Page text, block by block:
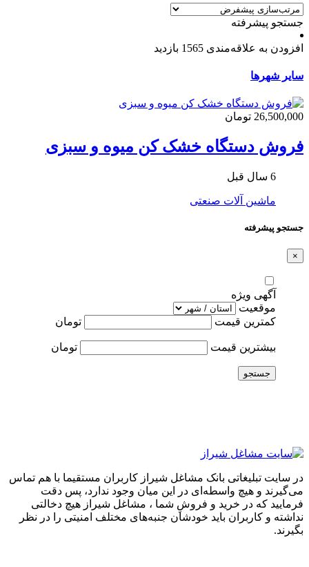
جستجو پیشرفته
افزودن به علاقه‌مندی 1565 بازدید
سایر شهرها
26,500,000 تومان
فروش دستگاه خشک کن میوه و سبزی
6 سال قبل
ماشین آلات صنعتی
جستجو پیشرفته
×
آگهی ویژه
موقعیت
کمترین قیمت
تومان
بیشترین قیمت تومان
جستجو
در سایت تبلیغاتی بانک مشاغل شیراز کاربران مستقیما با هم تماس
می‌گیرند و هیچ واسطه‌ای در این میان وجود ندارد، پس دقت
فرمایید که در خرید و فروشِ شما ، مشاغل شیراز هیچ دخالتی
نداشته و کاربران باید خودشان جنبه‌های مختلف امنیتی را در نظر
بگیرند.